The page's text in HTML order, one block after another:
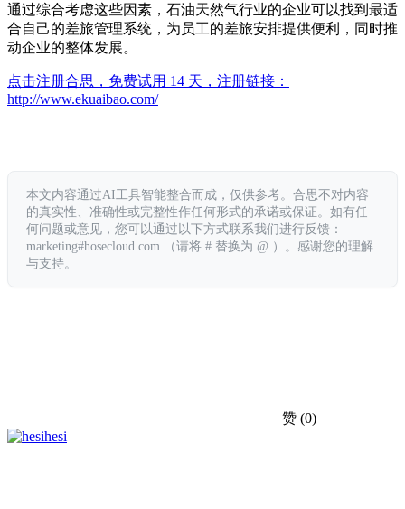
通过综合考虑这些因素，石油天然气行业的企业可以找到最适
合自己的差旅管理系统，为员工的差旅安排提供便利，同时推
动企业的整体发展。
点击注册合思，免费试用 14 天，注册链接：
http://www.ekuaibao.com/
本文内容通过AI工具智能整合而成，仅供参考。合思不对内容
的真实性、准确性或完整性作任何形式的承诺或保证。如有任
何问题或意见，您可以通过以下方式联系我们进行反馈：
marketing#hosecloud.com （请将 # 替换为 @ ）。感谢您的理解
与支持。
赞 (0)
hesi